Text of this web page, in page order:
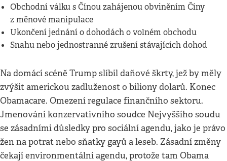
Obchodní válku s Čínou zahájenou obviněním Číny
z měnové manipulace
Ukončení jednání o dohodách o volném obchodu
Snahu nebo jednostranné zrušení stávajících dohod
Na domácí scéně Trump slíbil daňové škrty, jež by měly
zvýšit americkou zadluženost o biliony dolarů. Konec
Obamacare. Omezení regulace finančního sektoru.
Jmenování konzervativního soudce Nejvyššího soudu
se zásadními důsledky pro sociální agendu, jako je právo
žen na potrat nebo sňatky gayů a leseb. Zásadní změny
čekají environmentální agendu, protože tam Obama